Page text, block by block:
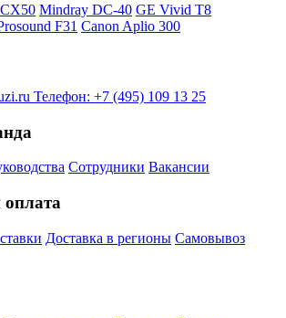
Mindray DC-40 GE Vivid T8
F31 Canon Aplio 300
Телефон: +7 (495) 109 13 25
Сотрудники Вакансии
оплата
Доставка в регионы Самовывоз